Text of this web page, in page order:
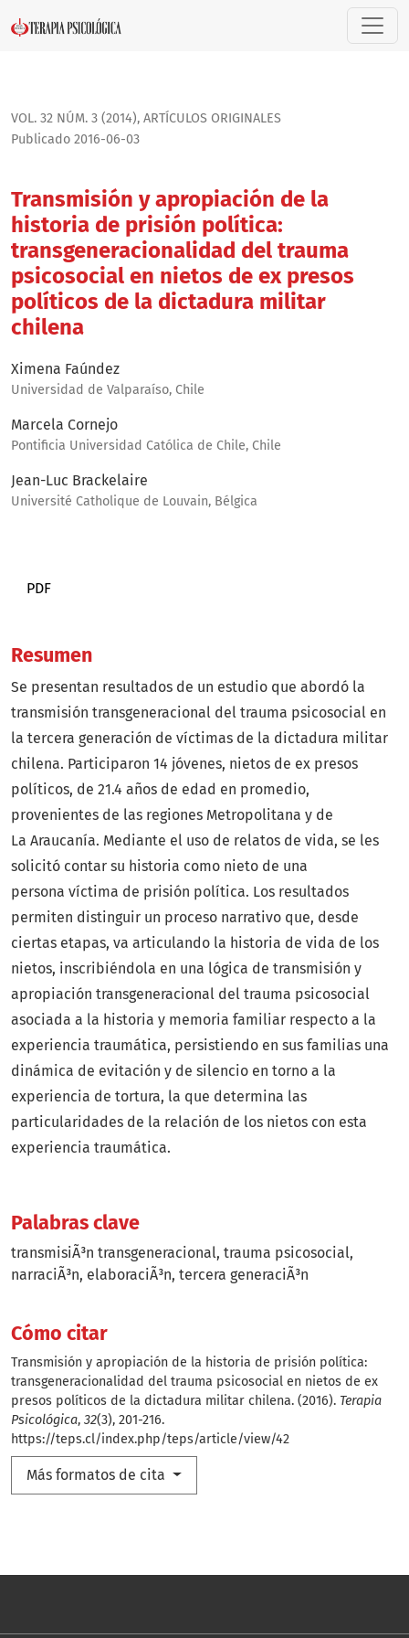
Transmisión y apropiación de la historia de prisión
VOL. 32 NÚM. 3 (2014), ARTÍ­CULOS ORIGINALES
Transmisión y apropiación de la
historia de prisión política:
transgeneracionalidad del trauma
psicosocial en nietos de ex presos
políticos de la dictadura militar
chilena
Publicado 2016-06-03
Ximena Faúndez
Universidad de Valparaíso, Chile
Marcela Cornejo
Pontificia Universidad Católica de Chile, Chile
Jean-Luc Brackelaire
Université Catholique de Louvain, Bélgica
PDF
Palabras clave
transmisiÃ³n transgeneracional trauma psicosocial
narraciÃ³n elaboraciÃ³n tercera generaciÃ³n
Cómo citar
Transmisión y apropiación de la historia de prisión política:
transgeneracionalidad del trauma psicosocial en nietos de ex
presos políticos de la dictadura militar chilena. (2016). Terapia
Psicológica, 32(3), 201-216.
https://teps.cl/index.php/teps/article/view/42
Más formatos de cita
Resumen
Se presentan resultados de un estudio que abordó la
transmisión transgeneracional del trauma psicosocial en
la tercera generación de víctimas de la dictadura militar
chilena. Participaron 14 jóvenes, nietos de ex presos
políticos, de 21.4 años de edad en promedio,
provenientes de las regiones Metropolitana y de
La Araucanía. Mediante el uso de relatos de vida, se les
solicitó contar su historia como nieto de una
persona víctima de prisión política. Los resultados
permiten distinguir un proceso narrativo que, desde
ciertas etapas, va articulando la historia de vida de los
nietos, inscribiéndola en una lógica de transmisión y
apropiación transgeneracional del trauma psicosocial
asociada a la historia y memoria familiar respecto a la
experiencia traumática, persistiendo en sus familias una
dinámica de evitación y de silencio en torno a la
experiencia de tortura, la que determina las
particularidades de la relación de los nietos con esta
experiencia traumática.